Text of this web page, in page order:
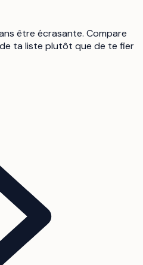
être écrasante. Compare
ta liste plutôt que de te fier